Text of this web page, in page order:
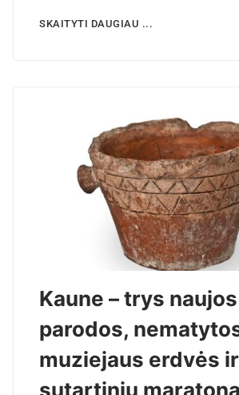
SKAITYTI DAUGIAU ...
Kaune – trys naujos
parodos,
muziejaus erdvės
sutartinių